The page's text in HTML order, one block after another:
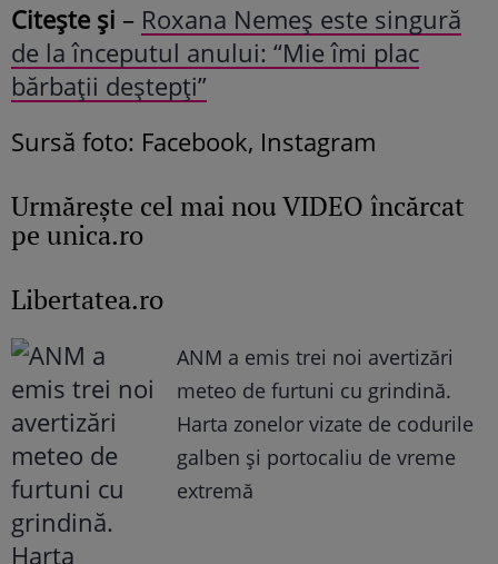
Citește și – Roxana Nemeș este singură
de la începutul anului: “Mie îmi plac
bărbații deștepți”
Sursă foto: Facebook, Instagram
Urmăreşte cel mai nou VIDEO încărcat
pe unica.ro
Libertatea.ro
ANM a emis trei noi avertizări
meteo de furtuni cu grindină.
Harta zonelor vizate de codurile
galben și portocaliu de vreme
extremă